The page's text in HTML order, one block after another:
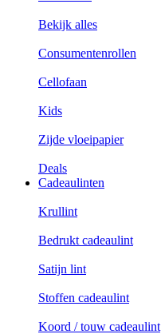
Bekijk alles
Consumentenrollen
Cellofaan
Kids
Zijde vloeipapier
Deals
Cadeaulinten
Krullint
Bedrukt cadeaulint
Satijn lint
Stoffen cadeaulint
Koord / touw cadeaulint